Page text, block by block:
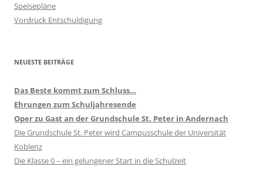
Speisepläne
Vordruck Entschuldigung
NEUESTE BEITRÄGE
Das Beste kommt zum Schluss…
Ehrungen zum Schuljahresende
Oper zu Gast an der Grundschule St. Peter in Andernach
Die Grundschule St. Peter wird Campusschule der Universität
Koblenz
Die Klasse 0 – ein gelungener Start in die Schulzeit